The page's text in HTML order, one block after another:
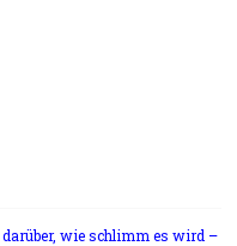
wie schlimm es wird –